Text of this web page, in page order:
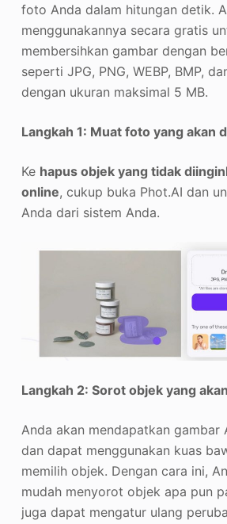
foto Anda dalam hitungan detik.
menggunakannya secara gratis
membersihkan gambar dengan
seperti JPG, PNG, WEBP, BMP,
dengan ukuran maksimal 5 MB.
Langkah 1: Muat foto yang akan
Ke hapus objek yang tidak
online, cukup buka Phot.AI dan
Anda dari sistem Anda.
Langkah 2: Sorot objek yang
Anda akan mendapatkan gambar
dan dapat menggunakan kuas
memilih objek. Dengan cara ini,
mudah menyorot objek apa pun
juga dapat mengatur ulang